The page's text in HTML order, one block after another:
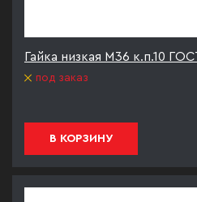
Гайка низкая М36 к.п.10
под заказ
В КОРЗИНУ